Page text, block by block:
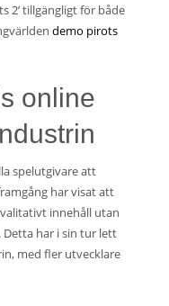
2’ tillgängligt för både
demo pirots
online
spelutgivare att
har visat att
innehåll utan
har i sin tur lett
med fler utvecklare